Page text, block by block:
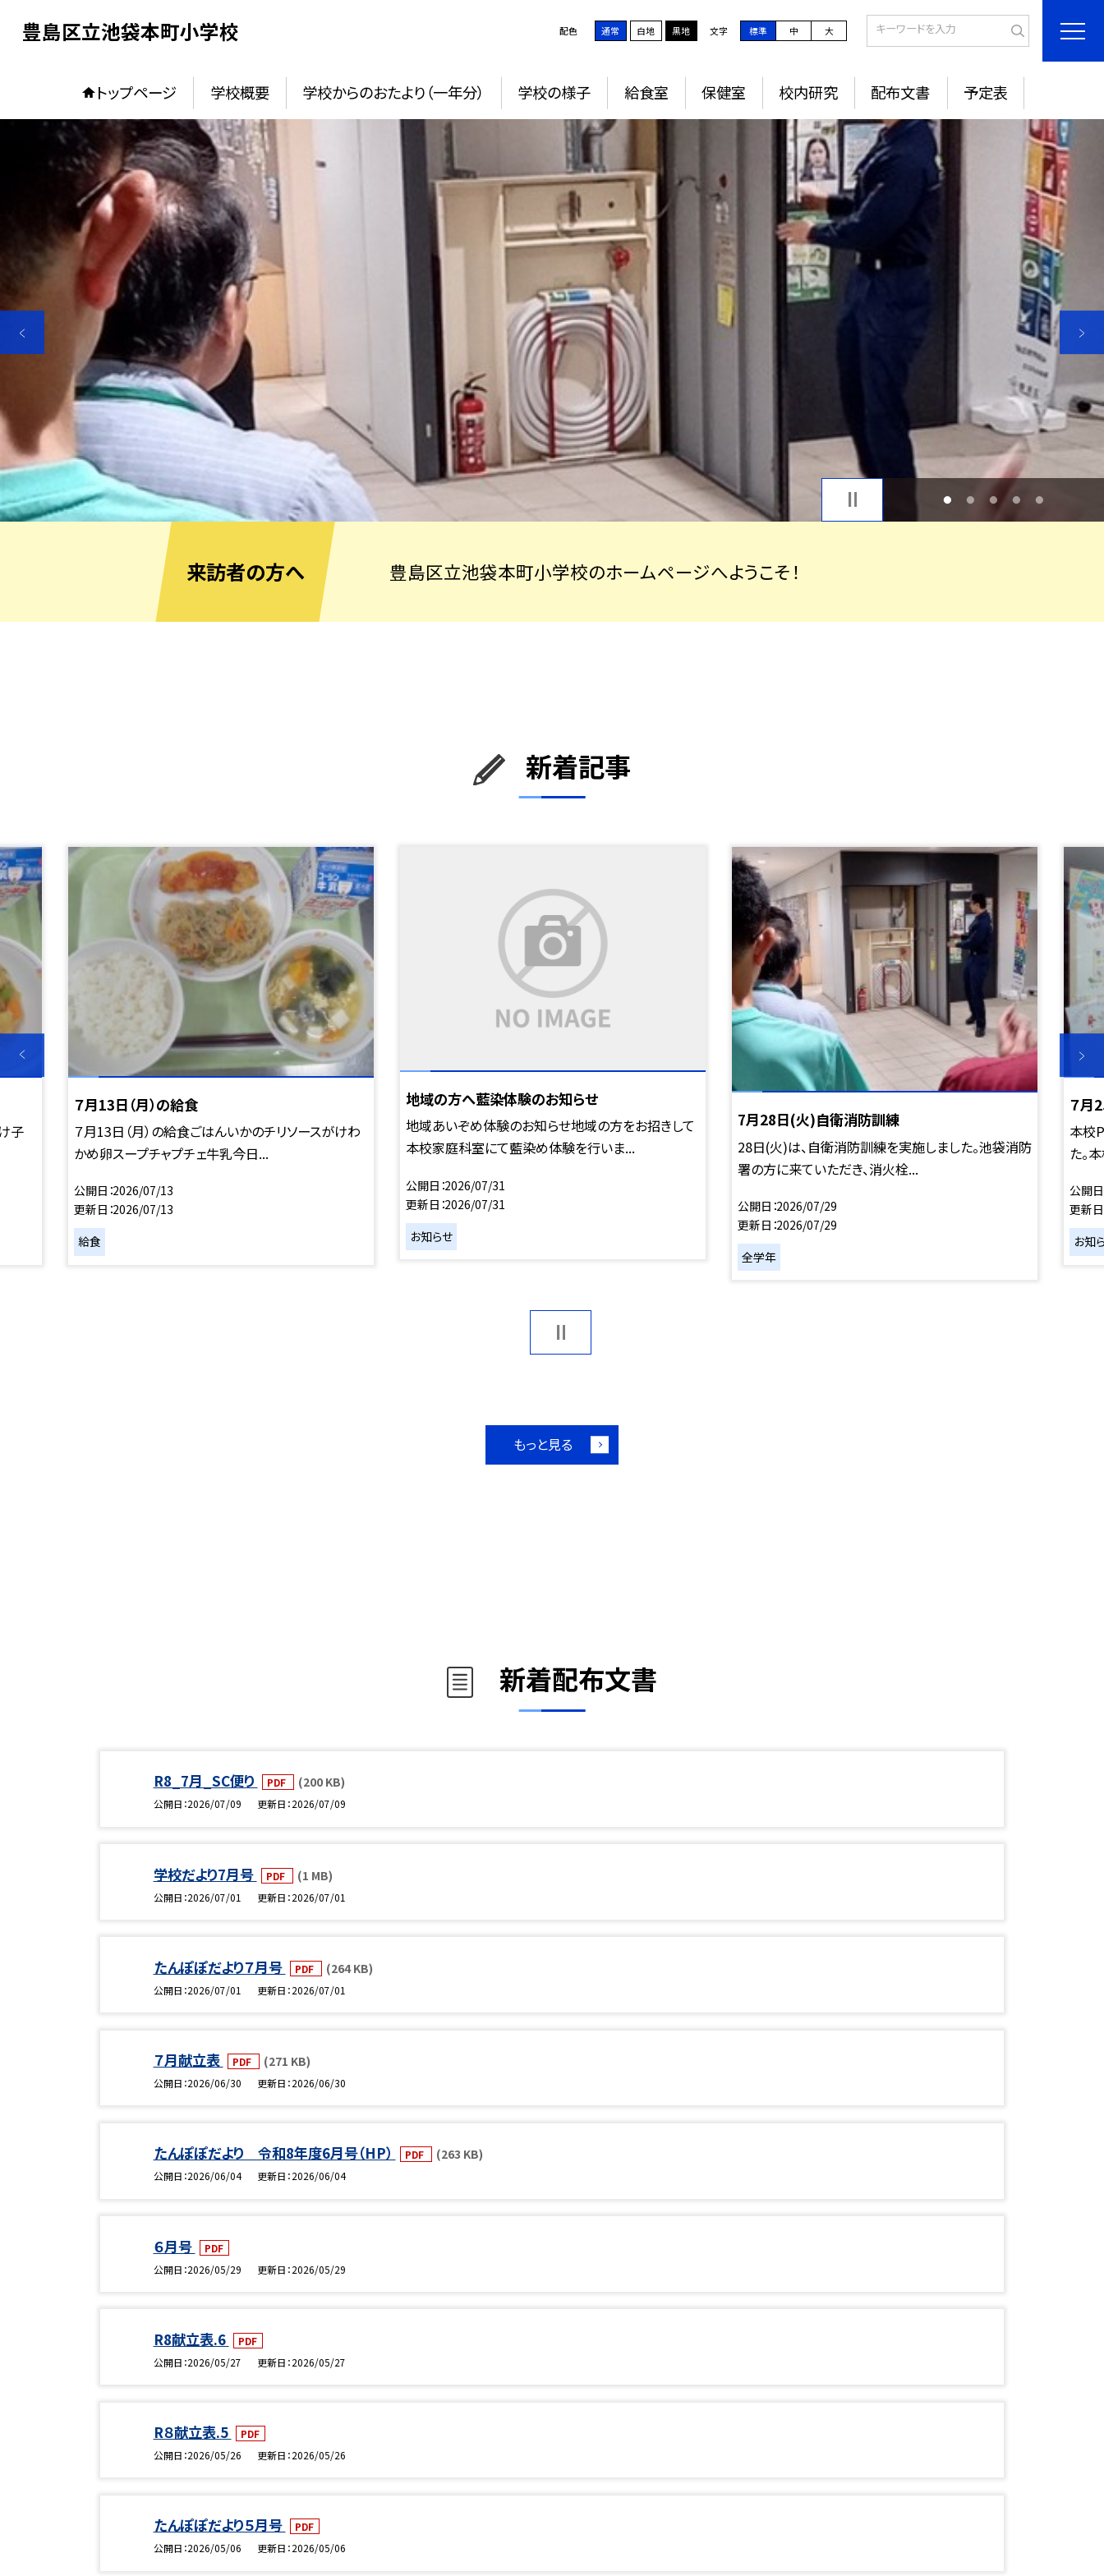
豊島区立池袋本町小学校 配色 通常 白地 黒地 文字 標準 中 大
トップページ 学校概要 学校からのおたより（一年分） 学校の様子 給食室 保健室 校内研究 配布文書 予定表
1 2 3 4 5
来訪者の方へ 豊島区立池袋本町小学校のホームページへようこそ！
新着記事
子
７月13日（月）の給食
７月13日（月）の給食ごはんいかのチリソースがけわ
かめ卵スープチャプチェ牛乳今日...
公開日 2026/07/13
更新日 2026/07/13
給食
地域の方へ藍染体験のお知らせ
地域あいぞめ体験のお知らせ地域の方をお招きして
本校家庭科室にて藍染め体験を行いま...
公開日 2026/07/31
更新日 2026/07/31
お知らせ
7月28日(火)自衛消防訓練
28日(火)は、自衛消防訓練を実施しました。池袋消防
署の方に来ていただき、消火栓...
公開日 2026/07/29
更新日 2026/07/29
全学年
７月
本校
た。
公開日
更新日
お知
もっと見る
新着配布文書
R8_7月_SC便り PDF (200 KB)
公開日 2026/07/09 更新日 2026/07/09
学校だより7月号 PDF (1 MB)
公開日 2026/07/01 更新日 2026/07/01
たんぽぽだより７月号 PDF (264 KB)
公開日 2026/07/01 更新日 2026/07/01
７月献立表 PDF (271 KB)
公開日 2026/06/30 更新日 2026/06/30
たんぽぽだより 令和8年度6月号（HP） PDF (263 KB)
公開日 2026/06/04 更新日 2026/06/04
６月号
PDF
公開日 2026/05/29 更新日 2026/05/29
R8献立表.6
PDF
公開日 2026/05/27 更新日 2026/05/27
R８献立表.5
PDF
公開日 2026/05/26 更新日 2026/05/26
たんぽぽだより５月号
PDF
公開日 2026/05/06 更新日 2026/05/06